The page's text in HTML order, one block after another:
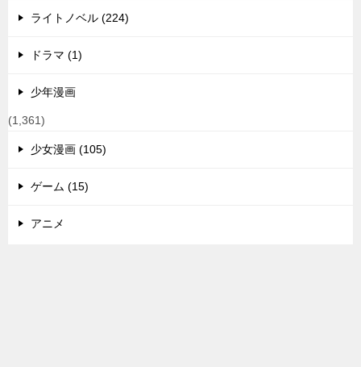
ライトノベル (224)
ドラマ (1)
少年漫画
(1,361)
少女漫画 (105)
ゲーム (15)
アニメ